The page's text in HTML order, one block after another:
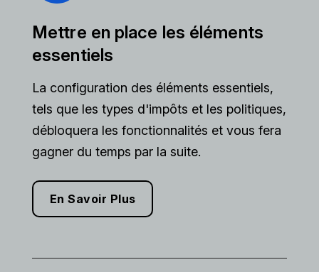
Mettre en place les éléments
essentiels
La configuration des éléments essentiels,
tels que les types d'impôts et les politiques,
débloquera les fonctionnalités et vous fera
gagner du temps par la suite.
En Savoir Plus